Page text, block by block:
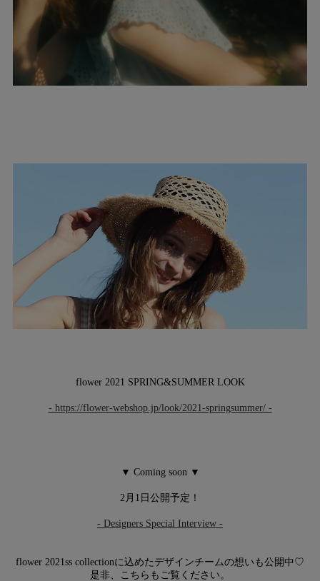
flower 2021 SPRING&SUMMER LOOK
- https://flower-webshop.jp/look/2021-springsummer/ -
▼ Coming soon ▼
2月1日公開予定！
- Designers Special Interview -
flower 2021ss collectionに込めたデザインチームの想いも公開中♡
是非、こちらもご覧ください。